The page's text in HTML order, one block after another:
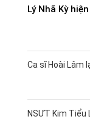
Lý Nhã Kỳ
Ca sĩ Hoài Lâm
NSƯT Kim